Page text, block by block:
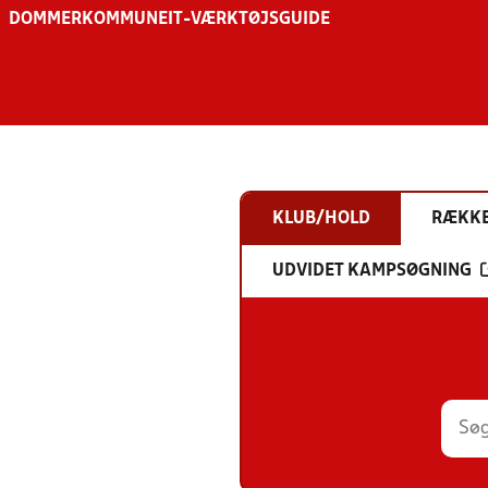
DOMMER KOMMUNE IT-VÆRKTØJSGUIDE
KLUB/HOLD
UDVIDET KAMPSØGNING